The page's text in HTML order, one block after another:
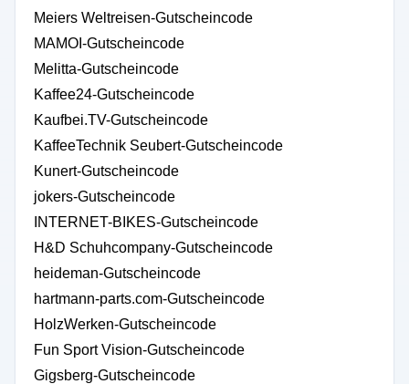
Meiers Weltreisen-Gutscheincode
MAMOI-Gutscheincode
Melitta-Gutscheincode
Kaffee24-Gutscheincode
Kaufbei.TV-Gutscheincode
KaffeeTechnik Seubert-Gutscheincode
Kunert-Gutscheincode
jokers-Gutscheincode
INTERNET-BIKES-Gutscheincode
H&D Schuhcompany-Gutscheincode
heideman-Gutscheincode
hartmann-parts.com-Gutscheincode
HolzWerken-Gutscheincode
Fun Sport Vision-Gutscheincode
Gigsberg-Gutscheincode